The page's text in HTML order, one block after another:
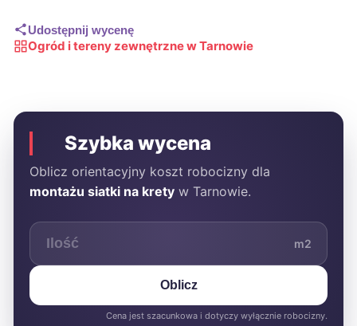
Udostępnij wycenę
Ogród i tereny zewnętrzne w Tarnowie
Szybka wycena
Oblicz orientacyjny koszt robocizny dla
montażu siatki na krety w Tarnowie.
m2
Oblicz
Cena jest szacunkowa i dotyczy wyłącznie robocizny.